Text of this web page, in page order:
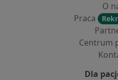
O
Praca
Centrum
Dla